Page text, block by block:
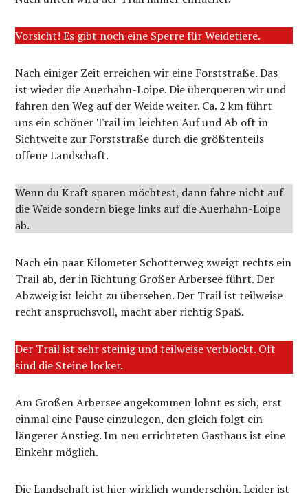
Vorsicht! Es gibt noch eine Sperre für Weidetiere.
Nach einiger Zeit erreichen wir eine Forststraße. Das
ist wieder die Auerhahn-Loipe. Die überqueren wir und
fahren den Weg auf der Weide weiter. Ca. 2 km führt
uns ein schöner Trail im leichten Auf und Ab oft in
Sichtweite zur Forststraße durch die größtenteils
offene Landschaft.
Wenn du Kraft sparen möchtest, dann fahre nicht auf
die Weide sondern biege links auf die Auerhahn-Loipe
ab.
Nach ein paar Kilometer Schotterweg zweigt rechts ein
Trail ab, der in Richtung Großer Arbersee führt. Der
Abzweig ist leicht zu übersehen. Der Trail ist teilweise
recht anspruchsvoll, macht aber richtig Spaß.
Der Trail ist sehr steinig und teilweise verblockt. Oft
sind die Steine locker.
Am Großen Arbersee angekommen lohnt es sich, erst
einmal eine Pause einzulegen, den gleich folgt ein
längerer Anstieg. Im neu errichteten Gasthaus ist eine
Einkehr möglich.
Die Landschaft ist hier wirklich wunderschön. Leider ist